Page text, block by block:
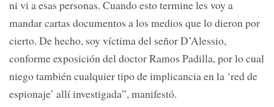
ni vi a esas personas. Cuando esto termine les voy a
mandar cartas documentos a los medios que lo dieron por
cierto. De hecho, soy víctima del señor D’Alessio,
conforme exposición del doctor Ramos Padilla, por lo cual
niego también cualquier tipo de implicancia en la ‘red de
espionaje’ allí investigada”, manifestó.